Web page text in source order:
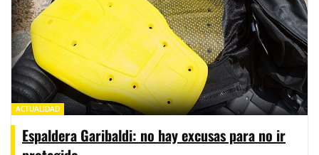
ACTUALIDAD
Espaldera Garibaldi: no hay excusas para no ir